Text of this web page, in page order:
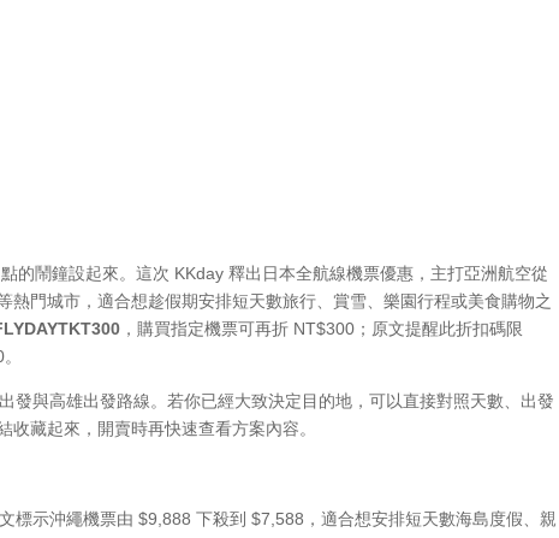
的鬧鐘設起來。這次 KKday 釋出日本全航線機票優惠，主打亞洲航空從
熱門城市，適合想趁假期安排短天數旅行、賞雪、樂園行程或美食購物之
，購買指定機票可再折 NT$300；原文提醒此折扣碼限
發與高雄出發路線。若你已經大致決定目的地，可以直接對照天數、出發
藏起來，開賣時再快速查看方案內容。
文標示沖繩機票由 $9,888 下殺到 $7,588，適合想安排短天數海島度假、親